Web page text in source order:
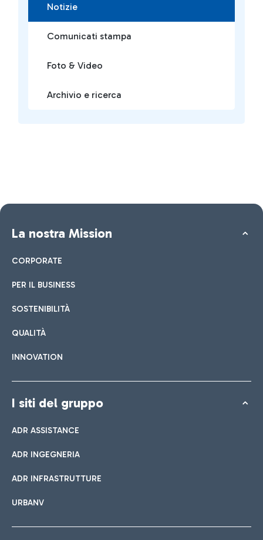
Notizie
Comunicati stampa
Foto & Video
Archivio e ricerca
La nostra Mission
CORPORATE
PER IL BUSINESS
SOSTENIBILITÀ
QUALITÀ
INNOVATION
I siti del gruppo
ADR ASSISTANCE
ADR INGEGNERIA
ADR INFRASTRUTTURE
URBANV